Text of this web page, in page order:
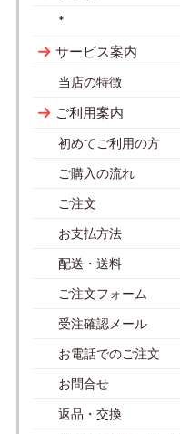
*
サービス案内
当店の特徴
ご利用案内
初めてご利用の方
ご購入の流れ
ご注文
お支払方法
配送・送料
ご注文フォーム
受注確認メール
お電話でのご注文
お問合せ
返品・交換